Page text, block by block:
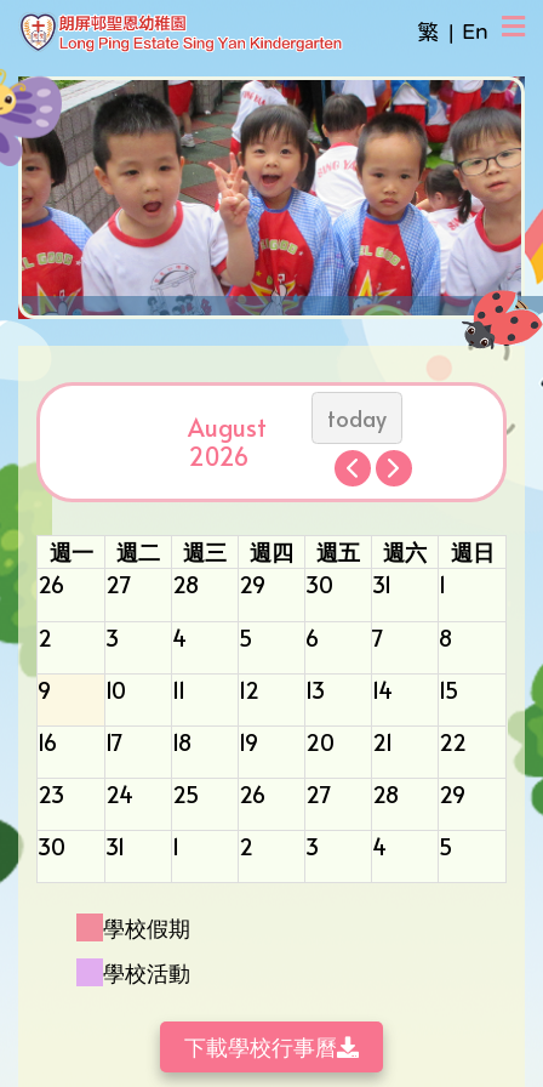
繁 | En
August
2026
today
週一 週二 週三 週四 週五 週六
週日
26
27 28 29 30 31
1
2
3 4 5 6 7
8
9
10 11 12 13 14
15
16
17 18 19 20 21
22
23
24 25 26 27 28
29
30
31 1 2 3 4 5
學校假期
學校活動
下載學校行事曆